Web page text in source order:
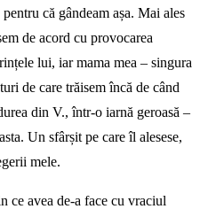
că gândeam așa. Mai ales
de acord cu provocarea
lui, iar mama mea – singura
de care trăisem încă de când
din V., într-o iarnă geroasă –
Un sfârșit pe care îl alesese,
mele.
ce avea de-a face cu vraciul